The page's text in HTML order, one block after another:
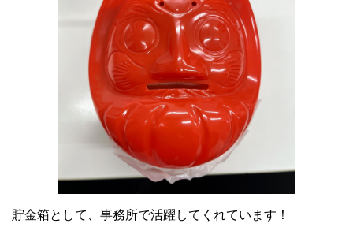
貯金箱として、事務所で活躍してくれています！